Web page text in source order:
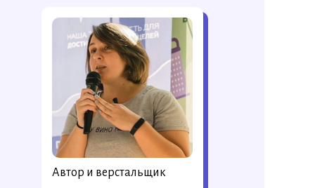
Автор и верстальщик